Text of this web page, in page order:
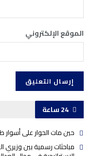
الموقع الإلكتروني
24 ساعة
حين مات الحوار على
مباحثات رسمية بين وزيري